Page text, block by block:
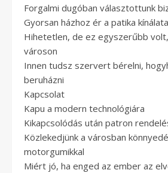
Forgalmi dugóban választottunk
Gyorsan házhoz ér a patika kínálata
Hihetetlen, de ez egyszerűbb
városon
Innen tudsz szervert bérelni,
beruházni
Kapcsolat
Kapu a modern technológiára
Kikapcsolódás után patron
Közlekedjünk a városban
motorgumikkal
Miért jó, ha enged az ember az